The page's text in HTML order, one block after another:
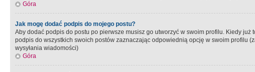
Góra
Jak mogę dodać podpis do mojego postu?
Aby dodać podpis do postu po pierwsze musisz go utworzyć w swoim profilu. Kiedy już
podpis do wszystkich swoich postów zaznaczając odpowiednią opcję w swoim profilu
wysyłania wiadomości)
Góra